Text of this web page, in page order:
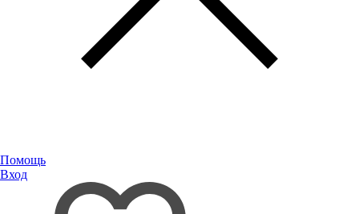
Помощь
Вход